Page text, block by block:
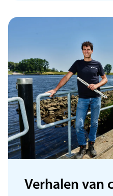
Verhalen van